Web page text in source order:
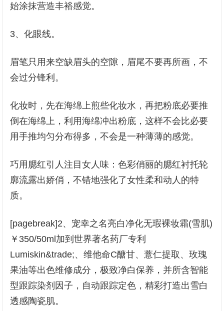
始涂抹营造丰裕感觉。
3、化眼线。
眉笔只用来空缺眉头的空隙，眉尾不要再所画，不
会过分锋利。
化妆时，先在海绵上煎些化妆水，再把粉底必要推
倒在海绵上，利用海绵冲出粉底，这样不会比必要
用手推均匀分布得多，不会是一种薄薄的感觉。
巧用腮红引人注目女人味：色彩俏丽的腮红衬托轮
廓流露出娇俏，不错地强化了女性柔和动人的特
质。
[pagebreak]2、宠幸之名亮白净化无瑕裸妆霜(雪肌)
￥350/50ml加到世界著名药厂专利
Lumiskin&trade;、维他命C醣甘、薏仁提取、玫瑰
果油等出色维修成分，极致净白保养，并所含智能
型跟踪染剂因子，自动跟踪定色，精彩打造出雪白
透感陶瓷肌。